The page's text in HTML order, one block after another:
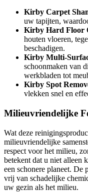
Kirby Carpet
uw tapijten,
Kirby Hard Floor
houten vloeren,
beschadigen.
Kirby Multi-
schoonmaken van
werkbladen tot
Kirby Spot
vlekken snel en
Milieuvriendelijke
Wat deze
milieuvriendelijke
respect voor het milieu,
betekent dat u niet alleen
een schonere planeet. De
vrij van schadelijke
uw gezin als het milieu.